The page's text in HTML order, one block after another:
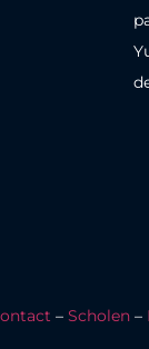
– Scholen –